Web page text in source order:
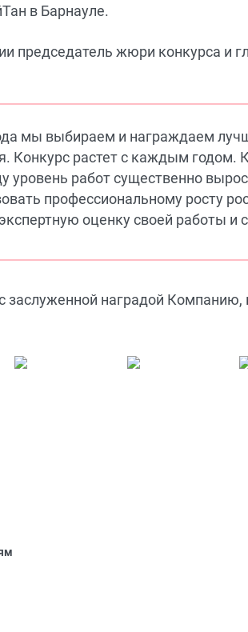
в Барнауле.
председатель жюри конкурса и
мы выбираем и награждаем
Конкурс растет с каждым годом.
уровень работ существенно
профессиональному росту
оценку своей работы и
заслуженной наградой Компанию,